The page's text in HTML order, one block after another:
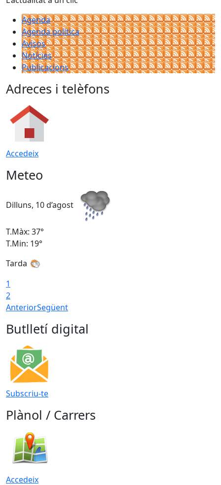
Agenda
Agenda política
Avisos
Notícies
Publicacions
Adreces i telèfons
Accedeix
Meteo
Dilluns, 10 d’agost
T.Màx: 37°
T.Min: 19°
Tarda
1
2
AnteriorSegüent
Butlletí digital
Subscriu-te
Plànol / Carrers
Accedeix